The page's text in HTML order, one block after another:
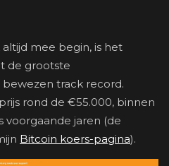
mee begin, is het
de grootste
track record.
rond de €55.000, binnen
jaren (de
Bitcoin koers-pagina).